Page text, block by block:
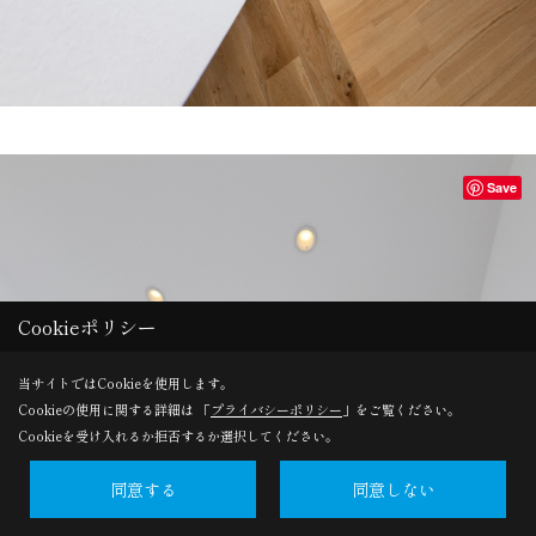
Save
Cookieポリシー
当サイトではCookieを使用します。
Cookieの使用に関する詳細は 「プライバシーポリシー 」をご覧ください。
Cookieを受け入れるか拒否するか選択してください。
同意する 同意しない